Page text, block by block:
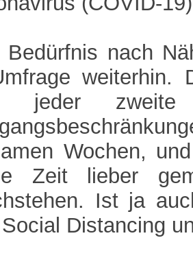
Bedürfnis nach
weiterhin.
jeder
Wochen,
Zeit lieber
Ist ja
Distancing